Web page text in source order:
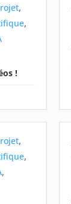
,
,
!
,
,
,